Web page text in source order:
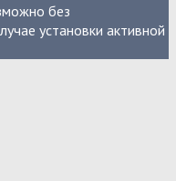
без
установки активной